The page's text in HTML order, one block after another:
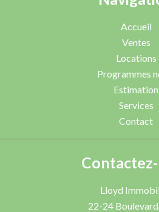
Accueil
Ventes
Locations
Programmes
Estimation
Services
Contact
Lloyd
22-24